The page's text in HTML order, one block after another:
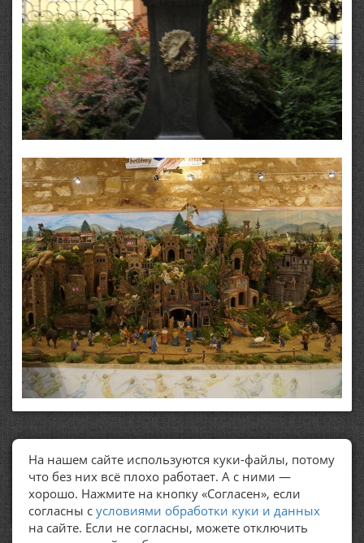
ПОЛЕЗНЫЕ ССЫЛКИ
Политика обработки персональных данных
На нашем сайте используются куки-файлы, потому
что без них всё плохо работает. А с ними —
хорошо. Нажмите на кнопку «Согласен», если
согласны с условиями обработки куки и данных
на сайте. Если не согласны, можете отключить